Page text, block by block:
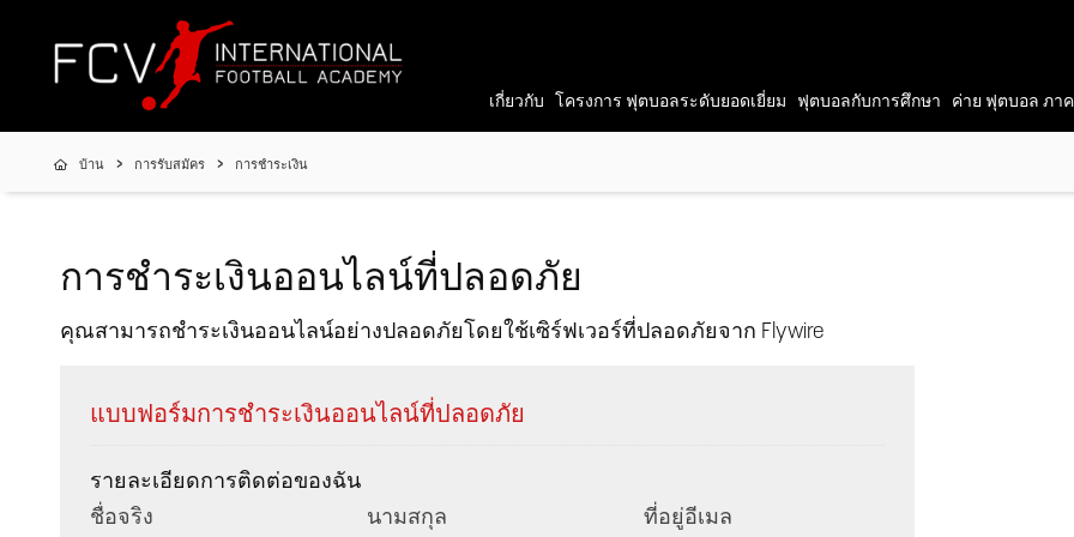
เกี่ยวกับ โครงการ ฟุตบอลระดับยอดเยี่ยม ฟุตบอลกับการศึกษา ค่าย ฟุตบอล ภา
บ้าน การรับสมัคร การชำระเงิน
การชำระเงินออนไลน์ที่ปลอดภัย
คุณสามารถชำระเงินออนไลน์อย่างปลอดภัยโดยใช้เซิร์ฟเวอร์ที่ปลอดภัยจาก Flywire
แบบฟอร์มการชำระเงินออนไลน์ที่ปลอดภัย
รายละเอียดการติดต่อของฉัน
ชื่อจริง นามสกุล ที่อยู่อีเมล